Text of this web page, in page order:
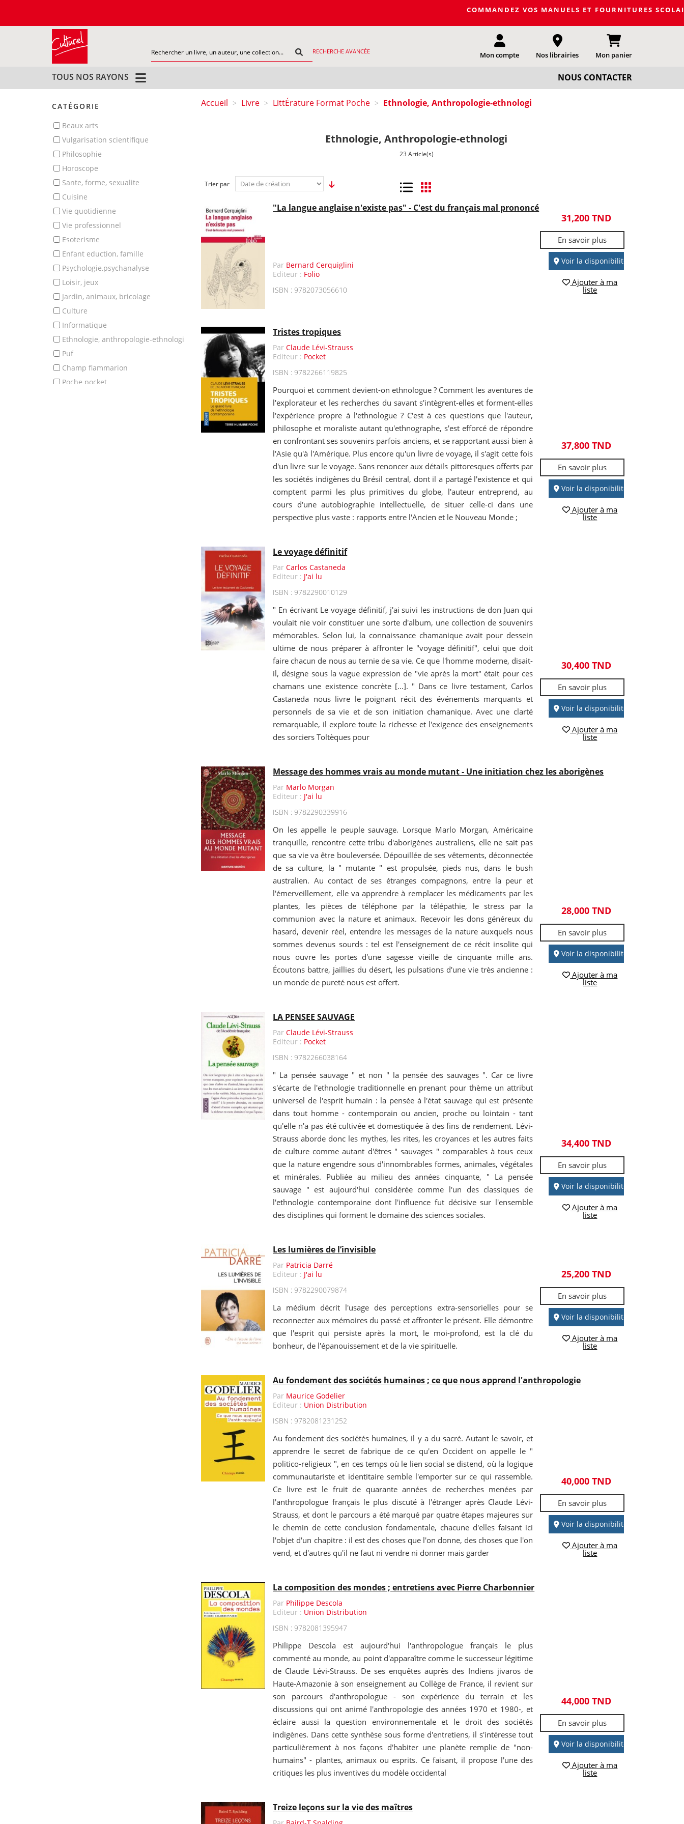
COMMANDEZ VOS MANUELS ET FOURNITURES
RECHERCHE AVANCÉE Mon compte Nos librairies Mon panier
TOUS NOS RAYONS NOUS CONTACTER
CATÉGORIE
beaux arts
vulgarisation scientifique
philosophie
horoscope
sante, forme, sexualite
cuisine
vie quotidienne
vie professionnel
esoterisme
enfant eduction, famille
psychologie,psychanalyse
loisir, jeux
jardin, animaux, bricolage
culture
informatique
ethnologie, anthropologie-ethnologi
puf
champ flammarion
poche pocket
Accueil > Livre > LittÉrature Format Poche > Ethnologie, Anthropologie-ethnologi
Ethnologie, Anthropologie-ethnologi
23 Article(s)
Trier par Liste Grille
"La langue anglaise n'existe pas" - C'est du français mal prononcé
Par Bernard Cerquiglini
Editeur : Folio
ISBN : 9782073056610
31,200 TND
En savoir plus
Voir la disponibilité
Ajouter à ma
liste
Tristes tropiques
ParClaude Lévi-Strauss
Editeur : Pocket
ISBN : 9782266119825
Pourquoi et comment devient-on ethnologue ? Comment les aventures de
l'explorateur et les recherches du savant s'intègrent-elles et forment-elles
l'expérience propre à l'ethnologue ? C'est à ces questions que l'auteur,
philosophe et moraliste autant qu'ethnographe, s'est efforcé de répondre
en confrontant ses souvenirs parfois anciens, et se rapportant aussi bien à
l'Asie qu'à l'Amérique. Plus encore qu'un livre de voyage, il s'agit cette fois
d'un livre sur le voyage. Sans renoncer aux détails pittoresques offerts par
les sociétés indigènes du Brésil central, dont il a partagé l'existence et qui
comptent parmi les plus primitives du globe, l'auteur entreprend, au
cours d'une autobiographie intellectuelle, de situer celle-ci dans une
perspective plus vaste : rapports entre l'Ancien et le Nouveau Monde ;
37,800 TND
En savoir plus
Voir la disponibilité
Ajouter à ma
liste
Le voyage définitif
ParCarlos Castaneda
Editeur : J'ai lu
ISBN : 9782290010129
" En écrivant Le voyage définitif, j'ai suivi les instructions de don Juan qui
voulait nie voir constituer une sorte d'album, une collection de souvenirs
mémorables. Selon lui, la connaissance chamanique avait pour dessein
ultime de nous préparer à affronter le "voyage définitif", celui que doit
faire chacun de nous au ternie de sa vie. Ce que l'homme moderne, disait-
il, désigne sous la vague expression de "vie après la mort" était pour ces
chamans une existence concrète [...]. " Dans ce livre testament, Carlos
Castaneda nous livre le poignant récit des événements marquants et
personnels de sa vie et de son initiation chamanique. Avec une clarté
remarquable, il explore toute la richesse et l'exigence des enseignements
des sorciers Toltèques pour
30,400 TND
En savoir plus
Voir la disponibilité
Ajouter à ma
liste
Message des hommes vrais au monde mutant - Une initiation chez les aborigènes
Par Marlo Morgan
Editeur : J'ai lu
ISBN : 9782290339916
On les appelle le peuple sauvage. Lorsque Marlo Morgan, Américaine
tranquille, rencontre cette tribu d'aborigènes australiens, elle ne sait pas
que sa vie va être bouleversée. Dépouillée de ses vêtements, déconnectée
de sa culture, la " mutante " est propulsée, pieds nus, dans le bush
australien. Au contact de ses étranges compagnons, entre la peur et
l'émerveillement, elle va apprendre à remplacer les médicaments par les
plantes, les pièces de téléphone par la télépathie, le stress par la
communion avec la nature et animaux. Recevoir les dons généreux du
hasard, devenir réel, entendre les messages de la nature auxquels nous
sommes devenus sourds : tel est l'enseignement de ce récit insolite qui
nous ouvre les portes d'une sagesse vieille de cinquante mille ans.
Écoutons battre, jaillies du désert, les pulsations d'une vie très ancienne :
un monde de pureté nous est offert.
28,000 TND
En savoir plus
Voir la disponibilité
Ajouter à ma
liste
LA PENSEE SAUVAGE
ParClaude Lévi-Strauss
Editeur : Pocket
ISBN : 9782266038164
" La pensée sauvage " et non " la pensée des sauvages ". Car ce livre
s'écarte de l'ethnologie traditionnelle en prenant pour thème un attribut
universel de l'esprit humain : la pensée à l'état sauvage qui est présente
dans tout homme - contemporain ou ancien, proche ou lointain - tant
qu'elle n'a pas été cultivée et domestiquée à des fins de rendement. Lévi-
Strauss aborde donc les mythes, les rites, les croyances et les autres faits
de culture comme autant d'êtres " sauvages " comparables à tous ceux
que la nature engendre sous d'innombrables formes, animales, végétales
et minérales. Publiée au milieu des années cinquante, " La pensée
sauvage " est aujourd'hui considérée comme l'un des classiques de
l'ethnologie contemporaine dont l'influence fut décisive sur l'ensemble
des disciplines qui forment le domaine des sciences sociales.
34,400 TND
En savoir plus
Voir la disponibilité
Ajouter à ma
liste
Les lumières de l’invisible
Par Patricia Darré
Editeur : J'ai lu
ISBN : 9782290079874
La médium décrit l'usage des perceptions extra-sensorielles pour se
reconnecter aux mémoires du passé et affronter le présent. Elle démontre
que l'esprit qui persiste après la mort, le moi-profond, est la clé du
bonheur, de l'épanouissement et de la vie spirituelle.
25,200 TND
En savoir plus
Voir la disponibilité
Ajouter à ma
liste
Au fondement des sociétés humaines ; ce que nous apprend l'anthropologie
Par Maurice Godelier
Editeur : Union Distribution
ISBN : 9782081231252
Au fondement des sociétés humaines, il y a du sacré. Autant le savoir, et
apprendre le secret de fabrique de ce qu'en Occident on appelle le "
politico-religieux ", en ces temps où le lien social se distend, où la logique
communautariste et identitaire semble l'emporter sur ce qui rassemble.
Ce livre est le fruit de quarante années de recherches menées par
l'anthropologue français le plus discuté à l'étranger après Claude Lévi-
Strauss, et dont le parcours a été marqué par quatre étapes majeures sur
le chemin de cette conclusion fondamentale, chacune d'elles faisant ici
l'objet d'un chapitre : il est des choses que l'on donne, des choses que l'on
vend, et d'autres qu'il ne faut ni vendre ni donner mais garder
40,000 TND
En savoir plus
Voir la disponibilité
Ajouter à ma
liste
La composition des mondes ; entretiens avec Pierre Charbonnier
Par Philippe Descola
Editeur : Union Distribution
ISBN : 9782081395947
Philippe Descola est aujourd'hui l'anthropologue français le plus
commenté au monde, au point d'apparaître comme le successeur légitime
de Claude Lévi-Strauss. De ses enquêtes auprès des Indiens jivaros de
Haute-Amazonie à son enseignement au Collège de France, il revient sur
son parcours d'anthropologue - son expérience du terrain et les
discussions qui ont animé l'anthropologie des années 1970 et 1980-, et
éclaire aussi la question environnementale et le droit des sociétés
indigènes. Dans cette synthèse sous forme d'entretiens, il s'intéresse tout
particulièrement à nos façons d'habiter une planète remplie de "non-
humains" - plantes, animaux ou esprits. Ce faisant, il propose l'une des
critiques les plus inventives du modèle occidental
44,000 TND
En savoir plus
Voir la disponibilité
Ajouter à ma
liste
Treize leçons sur la vie des maîtres